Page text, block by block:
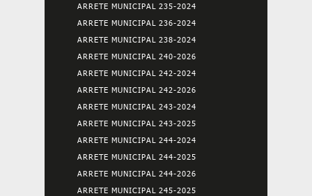
ARRETE MUNICIPAL 235-2024
ARRETE MUNICIPAL 236-2024
ARRETE MUNICIPAL 238-2024
ARRETE MUNICIPAL 240-2026
ARRETE MUNICIPAL 242-2024
ARRETE MUNICIPAL 242-2026
ARRETE MUNICIPAL 243-2024
ARRETE MUNICIPAL 243-2025
ARRETE MUNICIPAL 244-2024
ARRETE MUNICIPAL 244-2025
ARRETE MUNICIPAL 244-2026
ARRETE MUNICIPAL 245-2025